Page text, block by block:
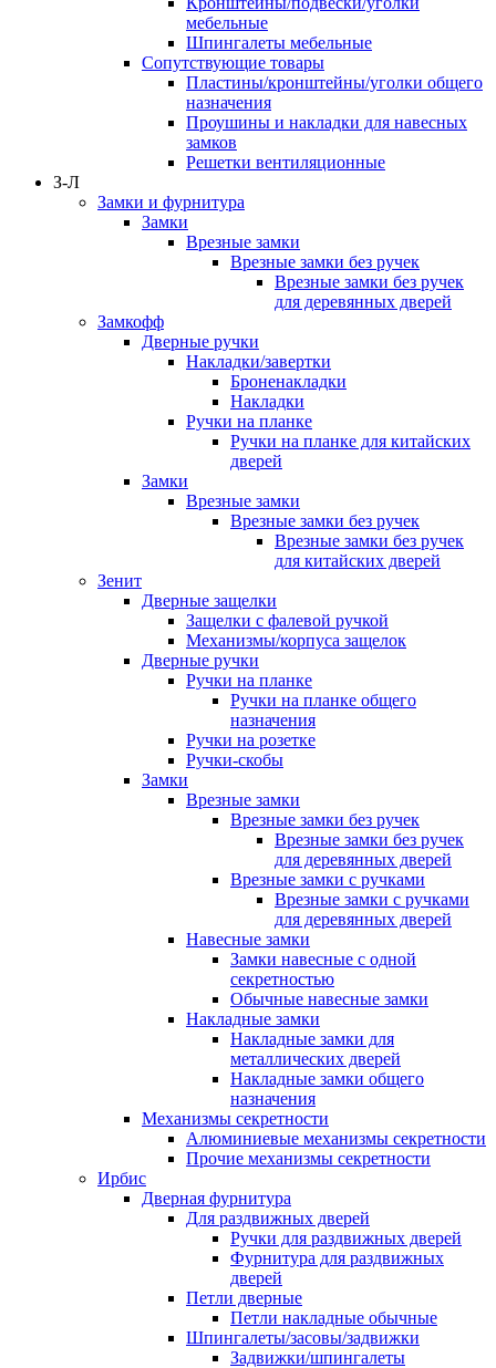
мебельные
Шпингалеты мебельные
Сопутствующие товары
Пластины/кронштейны/уголки общего
назначения
Проушины и накладки для навесных
замков
Решетки вентиляционные
З-Л
Замки и фурнитура
Замки
Врезные замки
Врезные замки без ручек
Врезные замки без ручек
для деревянных дверей
Замкофф
Дверные ручки
Накладки/завертки
Броненакладки
Накладки
Ручки на планке
Ручки на планке для китайских
дверей
Замки
Врезные замки
Врезные замки без ручек
Врезные замки без ручек
для китайских дверей
Зенит
Дверные защелки
Защелки с фалевой ручкой
Механизмы/корпуса защелок
Дверные ручки
Ручки на планке
Ручки на планке общего
назначения
Ручки на розетке
Ручки-скобы
Замки
Врезные замки
Врезные замки без ручек
Врезные замки без ручек
для деревянных дверей
Врезные замки с ручками
Врезные замки с ручками
для деревянных дверей
Навесные замки
Замки навесные с одной
секретностью
Обычные навесные замки
Накладные замки
Накладные замки для
металлических дверей
Накладные замки общего
назначения
Механизмы секретности
Алюминиевые механизмы секретности
Прочие механизмы секретности
Ирбис
Дверная фурнитура
Для раздвижных дверей
Ручки для раздвижных дверей
Фурнитура для раздвижных
дверей
Петли дверные
Петли накладные обычные
Шпингалеты/засовы/задвижки
Задвижки/шпингалеты